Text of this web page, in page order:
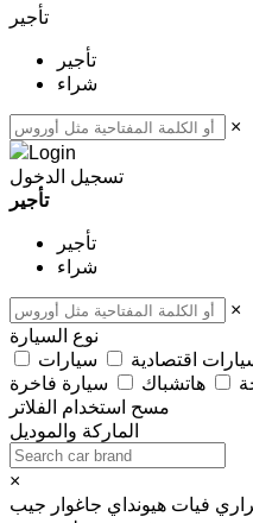
تأجير
تأجير
شراء
×
تسجيل الدخول
تأجير
تأجير
شراء
×
نوع السيارة
اقتصادية
سيارات
هاتشباك
سيارة فاخرة
مسح استخدام الفلاتر
الماركة والموديل
×
فيات هيونداي جاغوار جيب